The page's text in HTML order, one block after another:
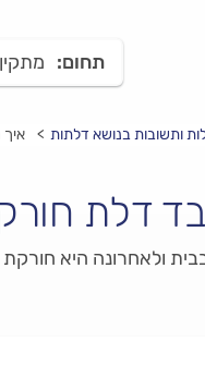
תחום:
ותשובות בנושא דלתות
דלת
ולאחרונה היא